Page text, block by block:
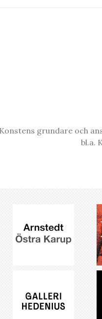
grundare och
bl.a.